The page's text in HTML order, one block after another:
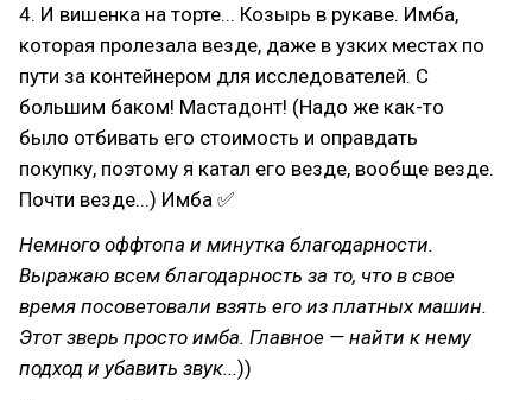
4. И вишенка на торте... Козырь в рукаве. Имба,
которая пролезала везде, даже в узких местах по
пути за контейнером для исследователей. С
большим баком! Мастадонт! (Надо же как-то
было отбивать его стоимость и оправдать
покупку, поэтому я катал его везде, вообще везде.
Почти везде...) Имба ✅
Немного оффтопа и минутка благодарности.
Выражаю всем благодарность за то, что в свое
время посоветовали взять его из платных машин.
Этот зверь просто имба. Главное — найти к нему
подход и убавить звук...))